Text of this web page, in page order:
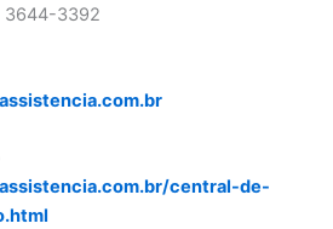
3644-3392
central-de-